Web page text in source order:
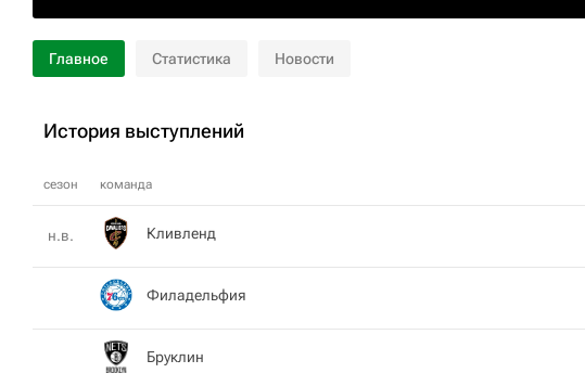
Главное Статистика Новости
История выступлений
сезон команда
н.в. Кливленд
Филадельфия
Бруклин